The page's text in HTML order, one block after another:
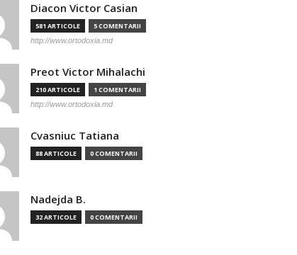
Diacon Victor Casian
581 ARTICOLE 5 COMENTARII
http://www.ortodoxia.md
Preot Victor Mihalachi
210 ARTICOLE 1 COMENTARII
http://www.ortodoxia.md
Cvasniuc Tatiana
88 ARTICOLE 0 COMENTARII
Nadejda B.
32 ARTICOLE 0 COMENTARII